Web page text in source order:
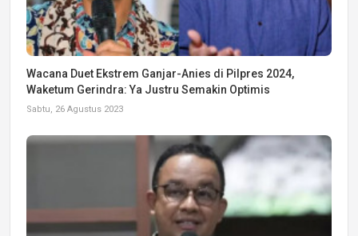
Wacana Duet Ekstrem Ganjar-Anies di Pilpres 2024,
Waketum Gerindra: Ya Justru Semakin Optimis
Sabtu, 26 Agustus 2023